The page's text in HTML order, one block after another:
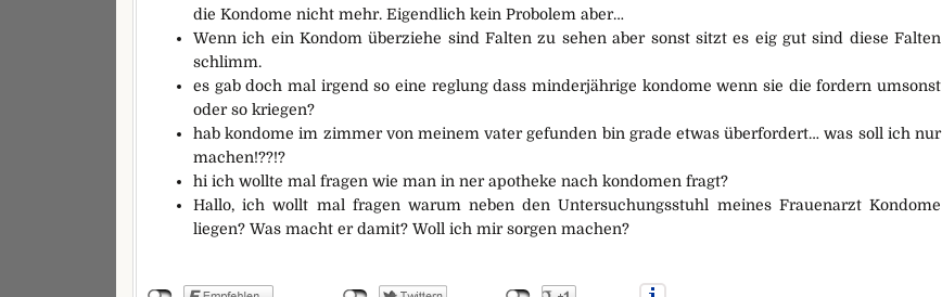
die Kondome nicht mehr. Eigendlich kein Probolem aber…
Wenn ich ein Kondom überziehe sind Falten zu sehen aber sonst sitzt es eig gut sind diese Falten
schlimm.
es gab doch mal irgend so eine reglung dass minderjährige kondome wenn sie die fordern umsonst
oder so kriegen?
hab kondome im zimmer von meinem vater gefunden bin grade etwas überfordert… was soll ich nur
machen!??!?
hi ich wollte mal fragen wie man in ner apotheke nach kondomen fragt?
Hallo, ich wollt mal fragen warum neben den Untersuchungsstuhl meines Frauenarzt Kondome
liegen? Was macht er damit? Woll ich mir sorgen machen?